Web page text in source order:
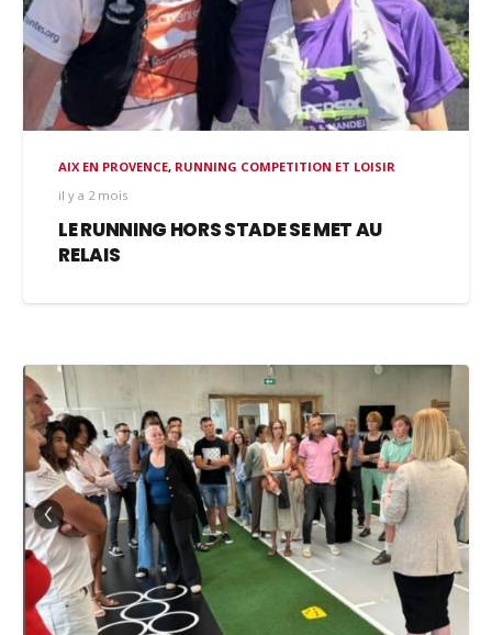
AIX EN PROVENCE, RUNNING COMPETITION ET LOISIR
il y a 2 mois
LE RUNNING HORS STADE SE MET AU
RELAIS